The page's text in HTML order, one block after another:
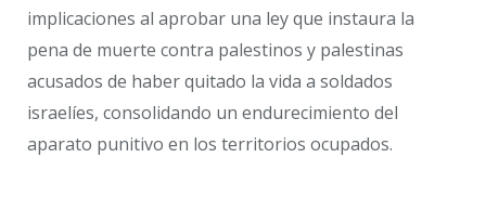
implicaciones al aprobar una ley que instaura la
pena de muerte contra palestinos y palestinas
acusados de haber quitado la vida a soldados
israelíes, consolidando un endurecimiento del
aparato punitivo en los territorios ocupados.